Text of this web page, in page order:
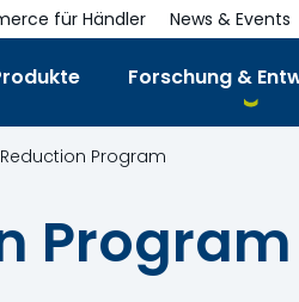
Forschung &
für Händler News & Events
Program
Program